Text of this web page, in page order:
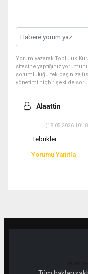
Yorum yazarak Topluluk
sitesine yaptığınız
sorumluluğu tek başınıza
yönetimi hiçbir şekilde
Alaattin
(18.05.2026
Tebrikler
Yorumu Yanıtla